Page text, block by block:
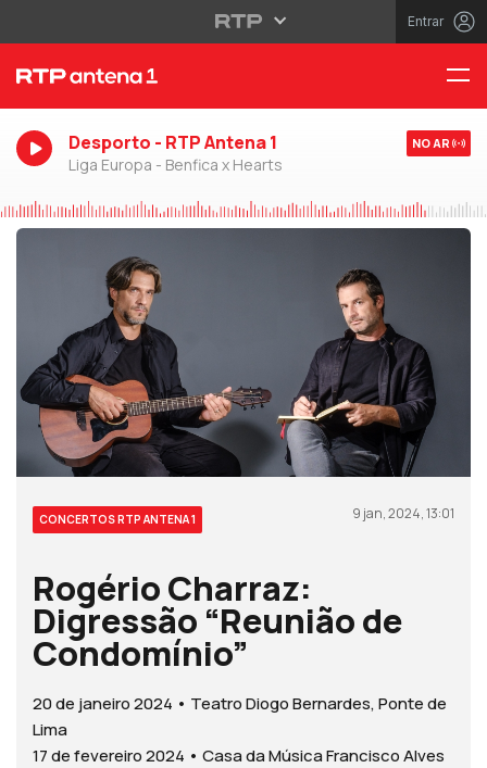
Entrar
Desporto - RTP Antena 1
Liga Europa - Benfica x Hearts
NO AR
CONCERTOS RTP ANTENA 1 9 jan, 2024, 13:01
Rogério Charraz:
Digressão “Reunião de
Condomínio”
20 de janeiro 2024 • Teatro Diogo Bernardes, Ponte de
Lima
17 de fevereiro 2024 • Casa da Música Francisco Alves